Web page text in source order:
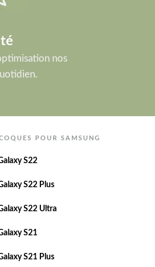
nos
POUR SAMSUNG
S22
S22 Plus
S22 Ultra
S21
S21 Plus